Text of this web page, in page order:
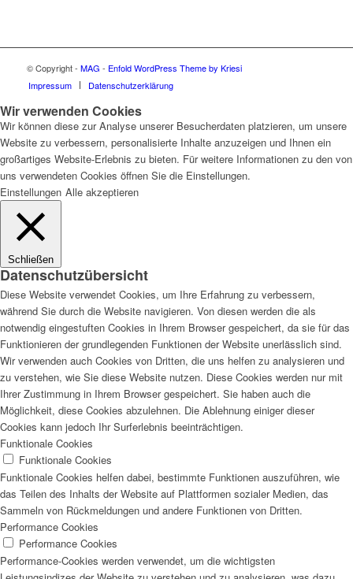
© Copyright - MAG - Enfold WordPress Theme by Kriesi
Impressum
Datenschutzerklärung
Wir verwenden Cookies
Wir können diese zur Analyse unserer Besucherdaten platzieren, um unsere
Website zu verbessern, personalisierte Inhalte anzuzeigen und Ihnen ein
großartiges Website-Erlebnis zu bieten. Für weitere Informationen zu den von
uns verwendeten Cookies öffnen Sie die Einstellungen.
Einstellungen Alle akzeptieren
Schließen
Datenschutzübersicht
Diese Website verwendet Cookies, um Ihre Erfahrung zu verbessern,
während Sie durch die Website navigieren. Von diesen werden die als
notwendig eingestuften Cookies in Ihrem Browser gespeichert, da sie für das
Funktionieren der grundlegenden Funktionen der Website unerlässlich sind.
Wir verwenden auch Cookies von Dritten, die uns helfen zu analysieren und
zu verstehen, wie Sie diese Website nutzen. Diese Cookies werden nur mit
Ihrer Zustimmung in Ihrem Browser gespeichert. Sie haben auch die
Möglichkeit, diese Cookies abzulehnen. Die Ablehnung einiger dieser
Cookies kann jedoch Ihr Surferlebnis beeinträchtigen.
Funktionale Cookies
Funktionale Cookies
Funktionale Cookies helfen dabei, bestimmte Funktionen auszuführen, wie
das Teilen des Inhalts der Website auf Plattformen sozialer Medien, das
Sammeln von Rückmeldungen und andere Funktionen von Dritten.
Performance Cookies
Performance Cookies
Performance-Cookies werden verwendet, um die wichtigsten